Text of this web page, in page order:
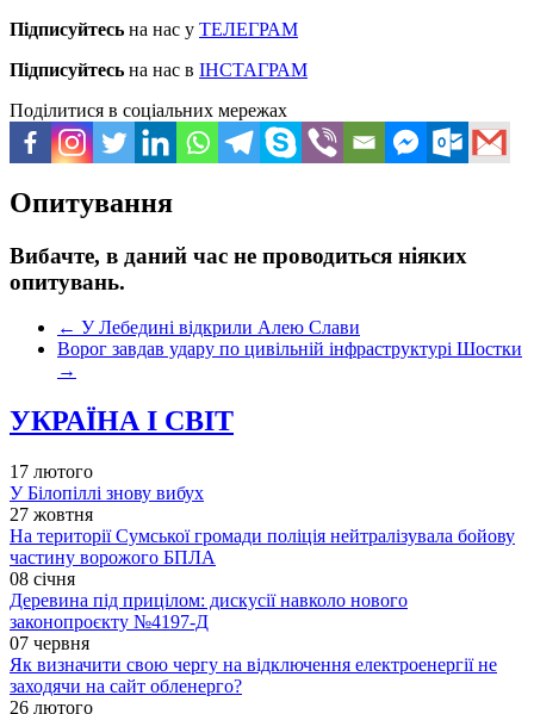
Підписуйтесь на нас у ТЕЛЕГРАМ
Підписуйтесь на нас в ІНСТАГРАМ
Поділитися в соціальних мережах
Опитування
Вибачте, в даний час не проводиться ніяких
опитувань.
← У Лебедині відкрили Алею Слави
Ворог завдав удару по цивільній інфраструктурі Шостки
→
УКРАЇНА І СВІТ
17 лютого
У Білопіллі знову вибух
27 жовтня
На території Сумської громади поліція нейтралізувала бойову
частину ворожого БПЛА
08 січня
Деревина під прицілом: дискусії навколо нового
законопроєкту №4197-Д
07 червня
Як визначити свою чергу на відключення електроенергії не
заходячи на сайт обленерго?
26 лютого